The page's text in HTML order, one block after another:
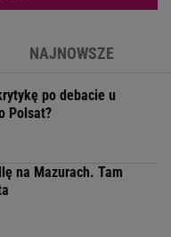
NAJNOWSZE
po debacie u
Polsat?
na Mazurach. Tam